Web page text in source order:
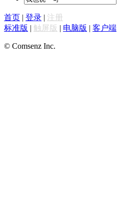
首页 登录
注册
标准版
触屏版 电脑版 客户端
© Comsenz Inc.